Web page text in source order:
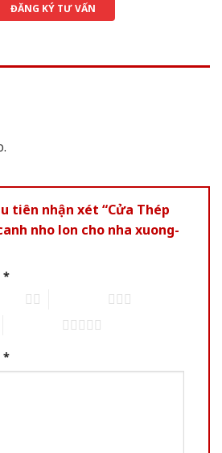
ĐĂNG KÝ TƯ VẤN
tiên nhận xét “Cửa Thép
nho lon cho nha xuong-
*
*